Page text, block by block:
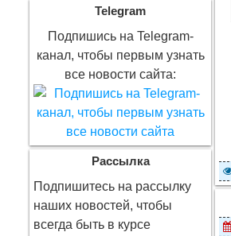
Telegram
Подпишись на Telegram-
канал, чтобы первым узнать
все новости сайта:
Рассылка
Подпишитесь на рассылку
наших новостей, чтобы
всегда быть в курсе